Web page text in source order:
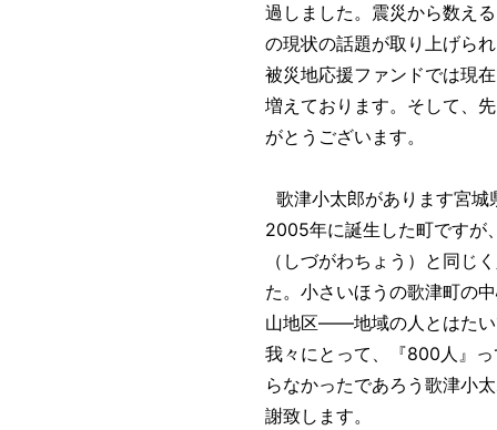
過しました。震災から数え
の現状の話題が取り上げら
被災地応援ファンドでは現
増えております。そして、
がとうございます。
歌津小太郎があります宮
2005年に誕生した町ですが
（しづがわちょう）と同じ
た。小さいほうの歌津町の
山地区――地域の人とはたい
我々にとって、『800人』
らなかったであろう歌津小
謝致します。